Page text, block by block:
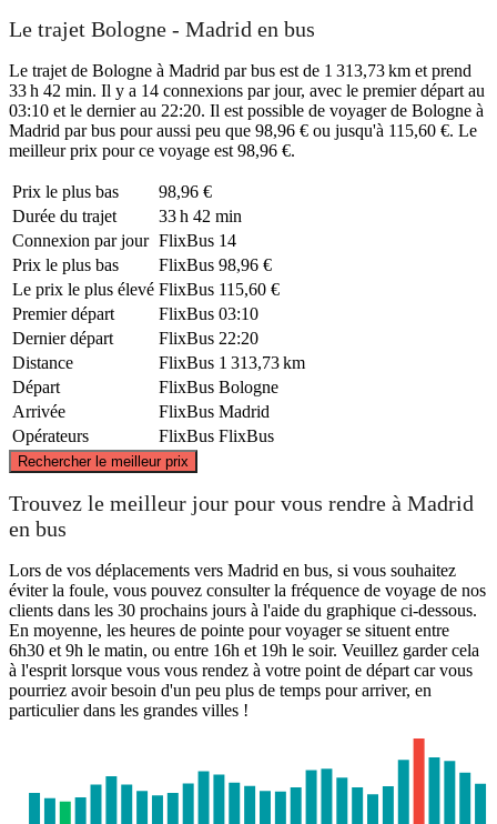
Le trajet Bologne - Madrid en bus
Le trajet de Bologne à Madrid par bus est de 1 313,73 km et prend
33 h 42 min. Il y a 14 connexions par jour, avec le premier départ au
03:10 et le dernier au 22:20. Il est possible de voyager de Bologne à
Madrid par bus pour aussi peu que 98,96 € ou jusqu'à 115,60 €. Le
meilleur prix pour ce voyage est 98,96 €.
Prix ​​le plus bas
98,96 €
Durée du trajet
33 h 42 min
Connexion par jour FlixBus 14
Prix ​​le plus bas
FlixBus 98,96 €
Le prix le plus élevé FlixBus 115,60 €
Premier départ
FlixBus 03:10
Dernier départ
FlixBus 22:20
Distance
FlixBus 1 313,73 km
Départ
FlixBus Bologne
Arrivée
FlixBus Madrid
Opérateurs
FlixBus FlixBus
Rechercher le meilleur prix
Madrid
©CARTO
Trouvez le meilleur jour pour vous rendre à Madrid
en bus
Lors de vos déplacements vers Madrid en bus, si vous souhaitez
éviter la foule, vous pouvez consulter la fréquence de voyage de nos
clients dans les 30 prochains jours à l'aide du graphique ci-dessous.
En moyenne, les heures de pointe pour voyager se situent entre
6h30 et 9h le matin, ou entre 16h et 19h le soir. Veuillez garder cela
à l'esprit lorsque vous vous rendez à votre point de départ car vous
pourriez avoir besoin d'un peu plus de temps pour arriver, en
particulier dans les grandes villes !